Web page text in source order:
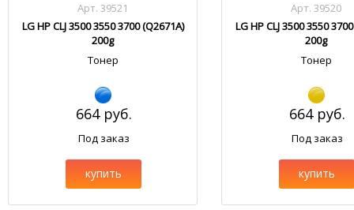
Арт. 39521
LG HP CLJ 3500 3550 3700 (Q2671A)
200g
Тонер
664 руб.
Под заказ
купить
Арт. 39520
LG HP CLJ 3500 3550
200g
Тонер
664 руб.
Под заказ
купить